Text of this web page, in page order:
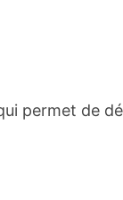
permet de